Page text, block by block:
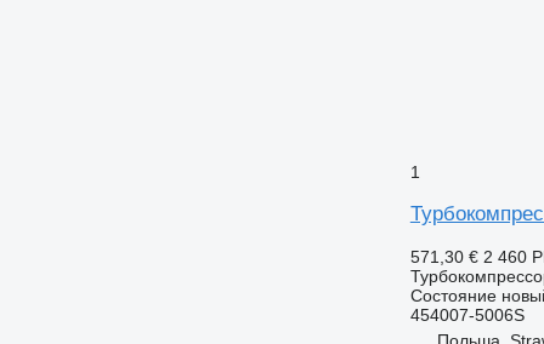
1
571,30 € 2 460
Состояние
454007-5006S